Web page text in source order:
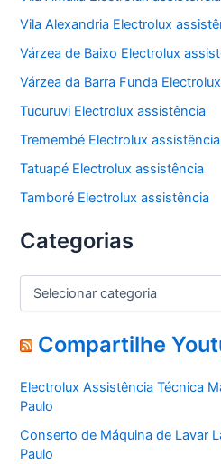
Vila Alexandria Electrolux
Várzea de Baixo Electrolux
Várzea da Barra Funda
Tucuruvi Electrolux assistência
Tremembé Electrolux assistência
Tatuapé Electrolux assistência
Tamboré Electrolux assistência
Categorias
C
e
g
r
i
a
s
Compartilhe
Electrolux Assistência Técnica
Paulo
Conserto de Máquina de Lavar
Paulo